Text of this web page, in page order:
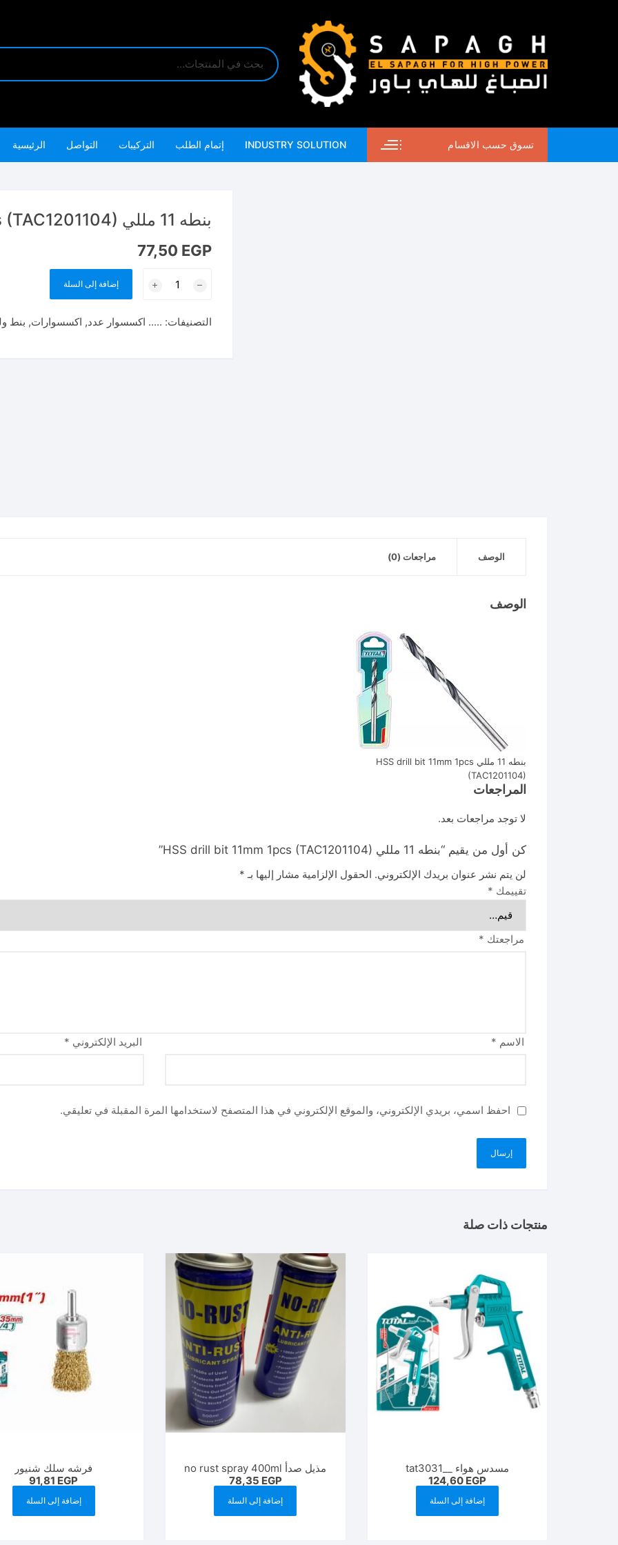
تسوق حسب الاقسام INDUSTRY SOLUTION إتمام الطلب التركيبات التواصل الرئيسية
بنطه 11 مللي HSS drill bit 11mm 1pcs (TAC1201104)
77,50 EGP
مللي
إضافة إلى السلة
التصنيفات: ..... اكسسوار عدد, اكسسوارات, بنط
الوصف مراجعات (0)
الوصف
بنطه 11 مللي HSS drill bit 11mm 1pcs
(TAC1201104)
المراجعات
لا توجد مراجعات بعد.
كن أول من يقيم “بنطه 11 مللي HSS drill bit 11mm 1pcs (TAC1201104)”
لن يتم نشر عنوان بريدك الإلكتروني. الحقول الإلزامية مشار إليها بـ *
تقييمك *
مراجعتك *
الاسم * البريد الإلكتروني *
احفظ اسمي، بريدي الإلكتروني، والموقع الإلكتروني في هذا المتصفح لاستخدامها المرة المقبلة في تعليقي.
منتجات ذات صلة
مسدس هواء __tat3031
124,60 EGP
إضافة إلى السلة
مذيل صدأ no rust spray 400ml
78,35 EGP
إضافة إلى السلة
فرشه سلك شنيور
91,81 EGP
إضافة إلى السلة